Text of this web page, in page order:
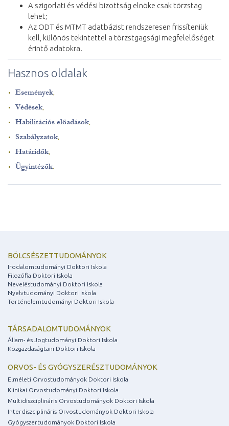
A szigorlati és védési bizottság elnöke csak törzstag
lehet;
Az ODT és MTMT adatbázist rendszeresen frissíteniük
kell, különös tekintettel a törzstgagsági megfelelőséget
érintő adatokra.
Hasznos oldalak
Események,
Védések,
Habilitációs előadások,
Szabályzatok,
Határidők,
Ügyintézők.
BÖLCSÉSZETTUDOMÁNYOK
Irodalomtudományi Doktori Iskola
Filozófia Doktori Iskola
Neveléstudományi Doktori Iskola
Nyelvtudományi Doktori Iskola
Történelemtudományi Doktori Iskola
TÁRSADALOMTUDOMÁNYOK
Állam- és Jogtudományi Doktori Iskola
Közgazdaságtani Doktori Iskola
ORVOS- ÉS GYÓGYSZERÉSZTUDOMÁNYOK
Elméleti Orvostudományok Doktori Iskola
Klinikai Orvostudományi Doktori Iskola
Multidiszciplináris Orvostudományok Doktori Iskola
Interdiszciplináris Orvostudományok Doktori Iskola
Gyógyszertudományok Doktori Iskola